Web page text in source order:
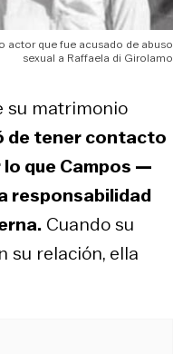
actor que fue acusado de abuso
sexual a Raffaela di Girolamo
su matrimonio
de tener contacto
que Campos —
responsabilidad
Cuando su
su relación, ella